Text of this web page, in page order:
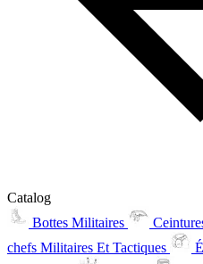
Catalog
Bottes Militaires
chefs Militaires Et Tactiques